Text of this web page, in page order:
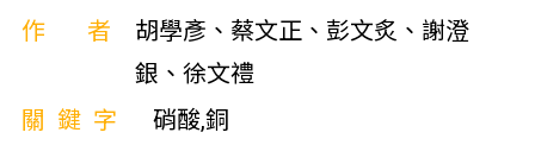
作者
胡學彥、蔡文正、彭文炙、謝澄
銀、徐文禮
關鍵字
硝酸,銅